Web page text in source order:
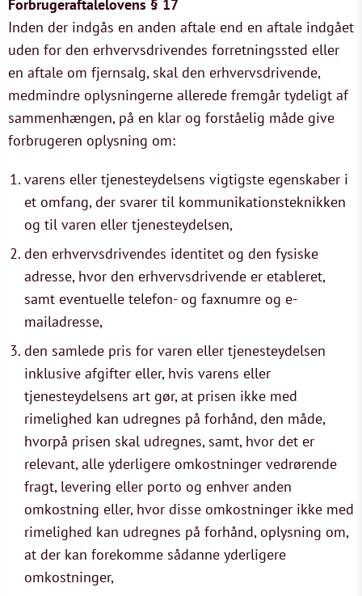
Forbrugeraftalelovens § 17
Inden der indgås en anden aftale end en aftale indgået
uden for den erhvervsdrivendes forretningssted eller
en aftale om fjernsalg, skal den erhvervsdrivende,
medmindre oplysningerne allerede fremgår tydeligt af
sammenhængen, på en klar og forståelig måde give
forbrugeren oplysning om:
varens eller tjenesteydelsens vigtigste egenskaber i
et omfang, der svarer til kommunikationsteknikken
og til varen eller tjenesteydelsen,
den erhvervsdrivendes identitet og den fysiske
adresse, hvor den erhvervsdrivende er etableret,
samt eventuelle telefon- og faxnumre og e-
mailadresse,
den samlede pris for varen eller tjenesteydelsen
inklusive afgifter eller, hvis varens eller
tjenesteydelsens art gør, at prisen ikke med
rimelighed kan udregnes på forhånd, den måde,
hvorpå prisen skal udregnes, samt, hvor det er
relevant, alle yderligere omkostninger vedrørende
fragt, levering eller porto og enhver anden
omkostning eller, hvor disse omkostninger ikke med
rimelighed kan udregnes på forhånd, oplysning om,
at der kan forekomme sådanne yderligere
omkostninger,